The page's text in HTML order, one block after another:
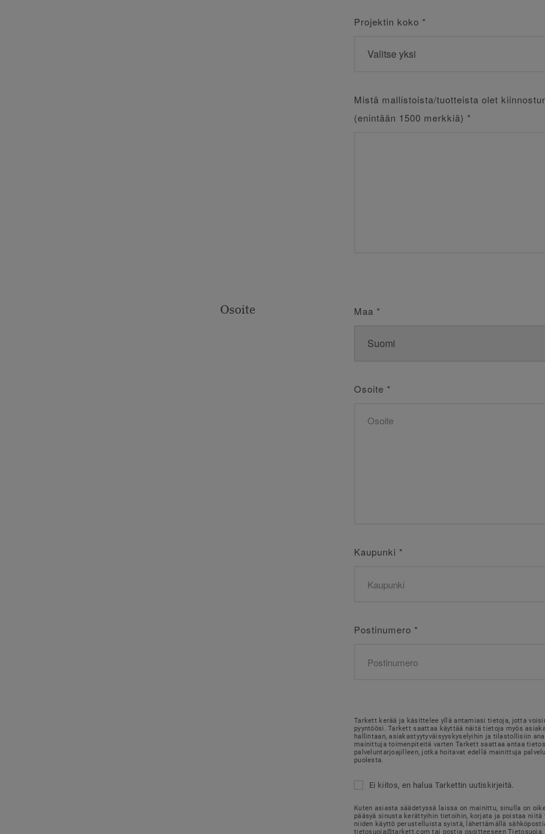
Projektin koko *
Mistä mallistoista/tuotteista olet
(enintään 1500 merkkiä) *
Osoite Maa *
Osoite *
Kaupunki *
Postinumero *
Tarkett kerää ja käsittelee yllä antamiasi tietoja, jotta
pyyntöösi. Tarkett saattaa käyttää näitä tietoja myös
hallintaan, asiakastyytyväisyyskyselyihin ja tilastollisiin
mainittuja toimenpiteitä varten Tarkett saattaa antaa
palveluntarjoajilleen, jotka hoitavat edellä mainittuja
puolesta.
Ei kiitos, en halua Tarkettin uutiskirjeitä.
Kuten asiasta säädetyssä laissa on mainittu, sinulla on
pääsyä sinusta kerättyihin tietoihin, korjata ja poistaa niitä
niiden käyttö perustelluista syistä, lähettämällä
tietosuoja@tarkett.com tai postia osoitteeseen Tietosuoja,